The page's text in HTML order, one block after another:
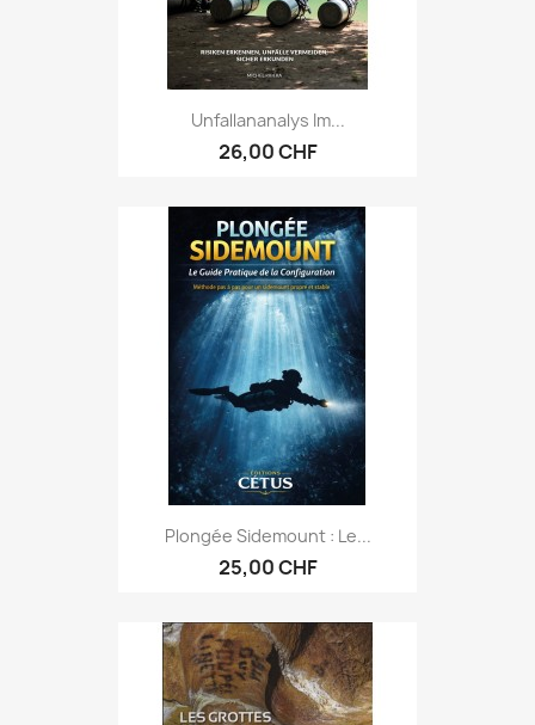
Unfallananalys Im...
26,00 CHF
Plongée Sidemount : Le...
25,00 CHF